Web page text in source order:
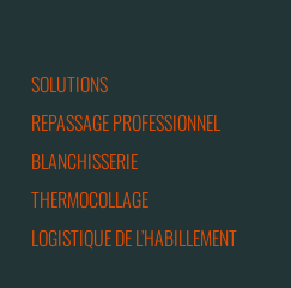
SOLUTIONS
REPASSAGE PROFESSIONNEL
BLANCHISSERIE
THERMOCOLLAGE
LOGISTIQUE DE L’HABILLEMENT